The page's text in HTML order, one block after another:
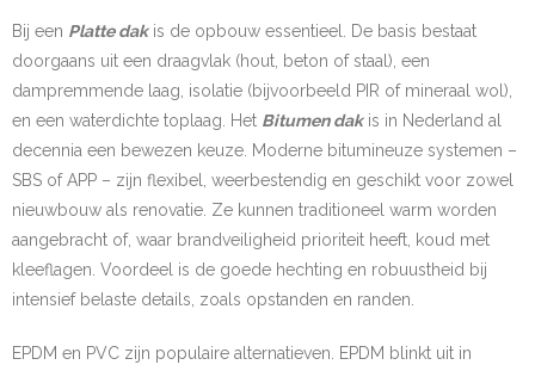
Bij een Platte dakis de opbouw essentieel. De basis bestaat
doorgaans uit een draagvlak (hout, beton of staal), een
dampremmende laag, isolatie (bijvoorbeeld PIR of mineraal wol),
en een waterdichte toplaag. Het Bitumen dakis in Nederland al
decennia een bewezen keuze. Moderne bitumineuze systemen –
SBS of APP – zijn flexibel, weerbestendig en geschikt voor zowel
nieuwbouw als renovatie. Ze kunnen traditioneel warm worden
aangebracht of, waar brandveiligheid prioriteit heeft, koud met
kleeflagen. Voordeel is de goede hechting en robuustheid bij
intensief belaste details, zoals opstanden en randen.
EPDM en PVC zijn populaire alternatieven. EPDM blinkt uit in